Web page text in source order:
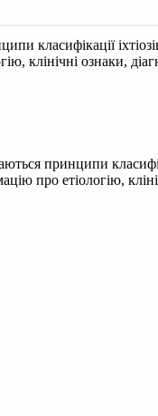
класифікації
клінічні ознаки,
принципи
про етіологію,